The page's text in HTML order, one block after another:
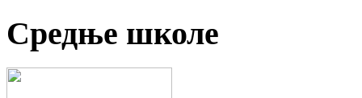
Средње школе